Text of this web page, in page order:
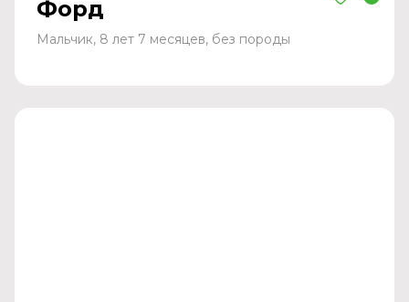
Форд
Мальчик, 8 лет 7 месяцев, без породы